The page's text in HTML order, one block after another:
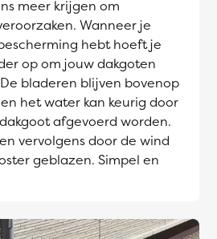
meer krijgen om
Wanneer je
hebt hoeft je
op om jouw dakgoten
bladeren blijven bovenop
het water kan keurig door
afgevoerd worden.
vervolgens door de wind
geblazen. Simpel en